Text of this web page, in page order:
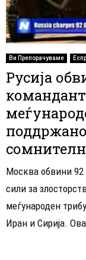
Ви Препорачуваме
Русија
Москва обвини
сили за
меѓународен
Иран и Сирија.